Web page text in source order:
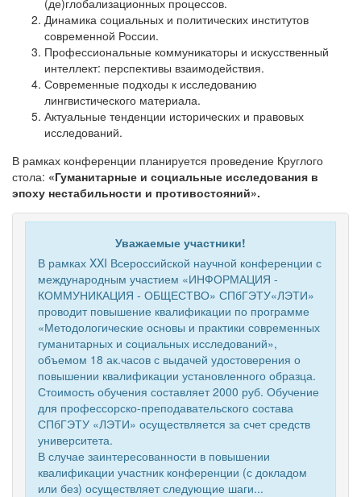
(де)глобализационных процессов.
Динамика социальных и политических институтов
современной России.
Профессиональные коммуникаторы и искусственный
интеллект: перспективы взаимодействия.
Современные подходы к исследованию
лингвистического материала.
Актуальные тенденции исторических и правовых
исследований.
В рамках конференции планируется проведение Круглого
стола: «Гуманитарные и социальные исследования в
эпоху нестабильности и противостояний».
Уважаемые участники!
В рамках XXI Всероссийской научной конференции с
международным участием «ИНФОРМАЦИЯ -
КОММУНИКАЦИЯ - ОБЩЕСТВО» СПбГЭТУ«ЛЭТИ»
проводит повышение квалификации по программе
«Методологические основы и практики современных
гуманитарных и социальных исследований»,
объемом 18 ак.часов с выдачей удостоверения о
повышении квалификации установленного образца.
Стоимость обучения составляет 2000 руб. Обучение
для профессорско-преподавательского состава
СПбГЭТУ «ЛЭТИ» осуществляется за счет средств
университета.
В случае заинтересованности в повышении
квалификации участник конференции (с докладом
или без) осуществляет следующие шаги...